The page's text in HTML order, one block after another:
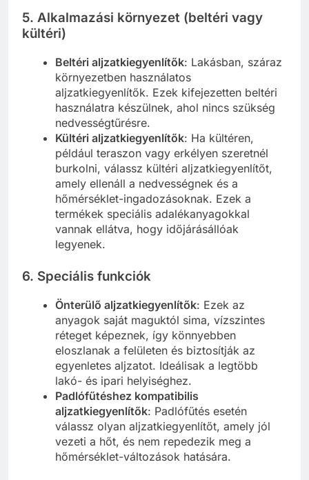
5. Alkalmazási környezet (beltéri vagy
kültéri)
Beltéri aljzatkiegyenlítők: Lakásban, száraz
környezetben használatos
aljzatkiegyenlítők. Ezek kifejezetten beltéri
használatra készülnek, ahol nincs szükség
nedvességtűrésre.
Kültéri aljzatkiegyenlítők: Ha kültéren,
például teraszon vagy erkélyen szeretnél
burkolni, válassz kültéri aljzatkiegyenlítőt,
amely ellenáll a nedvességnek és a
hőmérséklet-ingadozásoknak. Ezek a
termékek speciális adalékanyagokkal
vannak ellátva, hogy időjárásállóak
legyenek.
6. Speciális funkciók
Önterülő aljzatkiegyenlítők: Ezek az
anyagok saját maguktól sima, vízszintes
réteget képeznek, így könnyebben
eloszlanak a felületen és biztosítják az
egyenletes aljzatot. Ideálisak a legtöbb
lakó- és ipari helyiséghez.
Padlófűtéshez kompatibilis
aljzatkiegyenlítők: Padlófűtés esetén
válassz olyan aljzatkiegyenlítőt, amely jól
vezeti a hőt, és nem repedezik meg a
hőmérséklet-változások hatására.